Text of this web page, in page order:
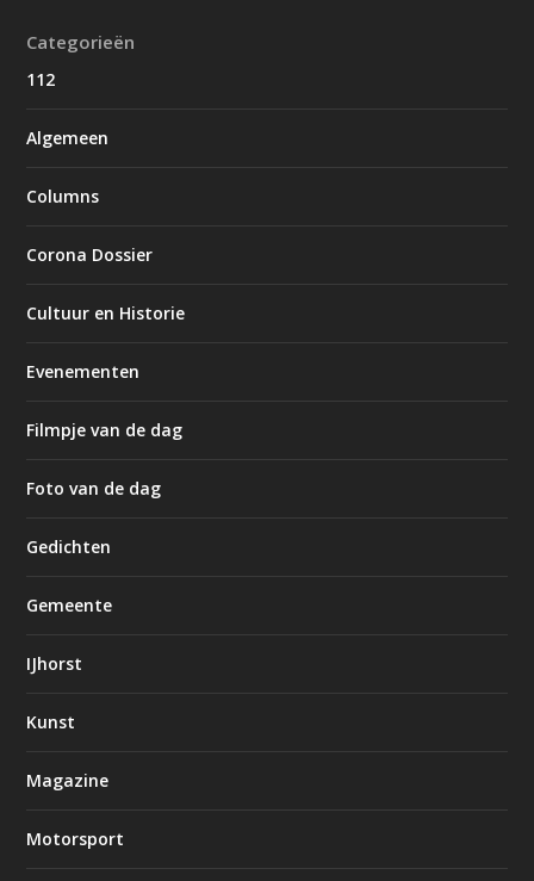
Categorieën
112
Algemeen
Columns
Corona Dossier
Cultuur en Historie
Evenementen
Filmpje van de dag
Foto van de dag
Gedichten
Gemeente
IJhorst
Kunst
Magazine
Motorsport